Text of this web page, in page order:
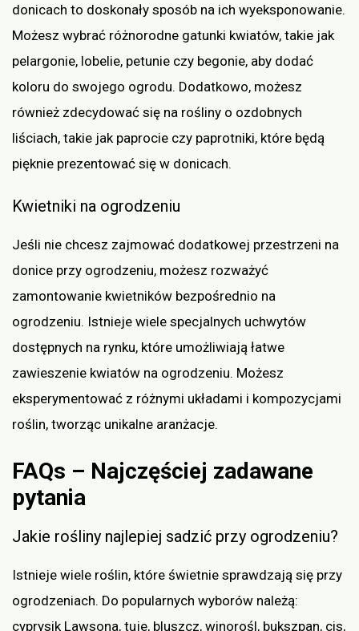
donicach to doskonały sposób na ich wyeksponowanie.
Możesz wybrać różnorodne gatunki kwiatów, takie jak
pelargonie, lobelie, petunie czy begonie, aby dodać
koloru do swojego ogrodu. Dodatkowo, możesz
również zdecydować się na rośliny o ozdobnych
liściach, takie jak paprocie czy paprotniki, które będą
pięknie prezentować się w donicach.
Kwietniki na ogrodzeniu
Jeśli nie chcesz zajmować dodatkowej przestrzeni na
donice przy ogrodzeniu, możesz rozważyć
zamontowanie kwietników bezpośrednio na
ogrodzeniu. Istnieje wiele specjalnych uchwytów
dostępnych na rynku, które umożliwiają łatwe
zawieszenie kwiatów na ogrodzeniu. Możesz
eksperymentować z różnymi układami i kompozycjami
roślin, tworząc unikalne aranżacje.
FAQs – Najczęściej zadawane
pytania
Jakie rośliny najlepiej sadzić przy ogrodzeniu?
Istnieje wiele roślin, które świetnie sprawdzają się przy
ogrodzeniach. Do popularnych wyborów należą:
cyprysik Lawsona, tuje, bluszcz, winorośl, bukszpan, cis,